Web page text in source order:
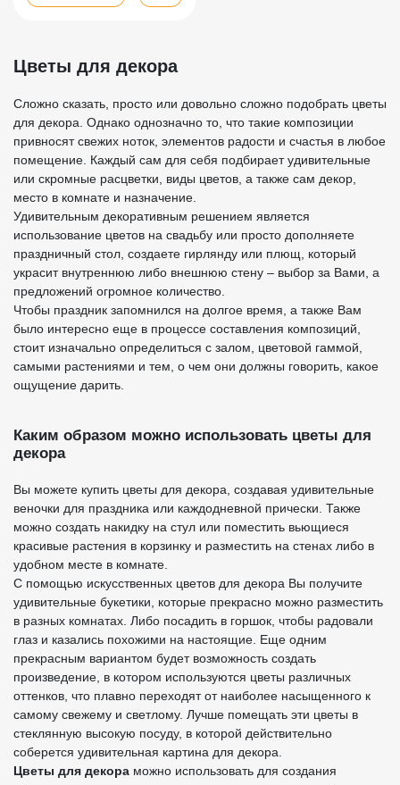
Цветы для декора
Сложно сказать, просто или довольно сложно подобрать цветы
для декора. Однако однозначно то, что такие композиции
привносят свежих ноток, элементов радости и счастья в любое
помещение. Каждый сам для себя подбирает удивительные
или скромные расцветки, виды цветов, а также сам декор,
место в комнате и назначение.
Удивительным декоративным решением является
использование цветов на свадьбу или просто дополняете
праздничный стол, создаете гирлянду или плющ, который
украсит внутреннюю либо внешнюю стену – выбор за Вами, а
предложений огромное количество.
Чтобы праздник запомнился на долгое время, а также Вам
было интересно еще в процессе составления композиций,
стоит изначально определиться с залом, цветовой гаммой,
самыми растениями и тем, о чем они должны говорить, какое
ощущение дарить.
Каким образом можно использовать цветы для
декора
Вы можете купить цветы для декора, создавая удивительные
веночки для праздника или каждодневной прически. Также
можно создать накидку на стул или поместить вьющиеся
красивые растения в корзинку и разместить на стенах либо в
удобном месте в комнате.
С помощью искусственных цветов для декора Вы получите
удивительные букетики, которые прекрасно можно разместить
в разных комнатах. Либо посадить в горшок, чтобы радовали
глаз и казались похожими на настоящие. Еще одним
прекрасным вариантом будет возможность создать
произведение, в котором используются цветы различных
оттенков, что плавно переходят от наиболее насыщенного к
самому свежему и светлому. Лучше помещать эти цветы в
стеклянную высокую посуду, в которой действительно
соберется удивительная картина для декора.
Цветы для декора можно использовать для создания